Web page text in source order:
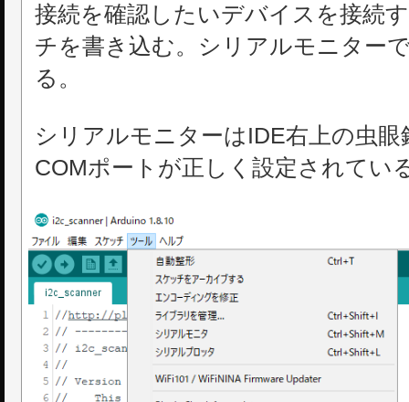
接続を確認したいデバイスを接続
チを書き込む。シリアルモニター
る。
シリアルモニターはIDE右上の虫
COMポートが正しく設定されてい